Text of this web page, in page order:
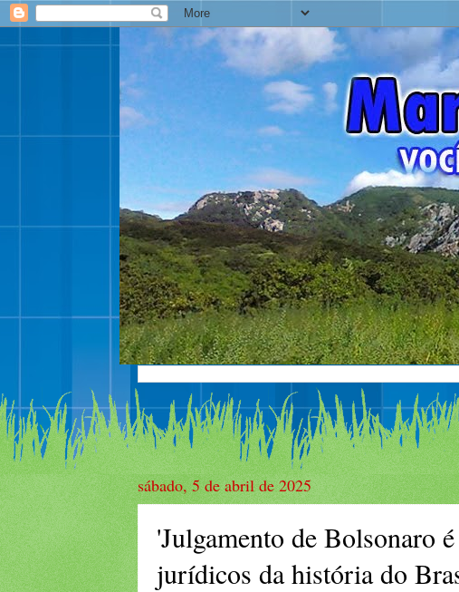
sábado, 5 de abril de 2025
'Julgamento de Bolsonaro
jurídicos da história do